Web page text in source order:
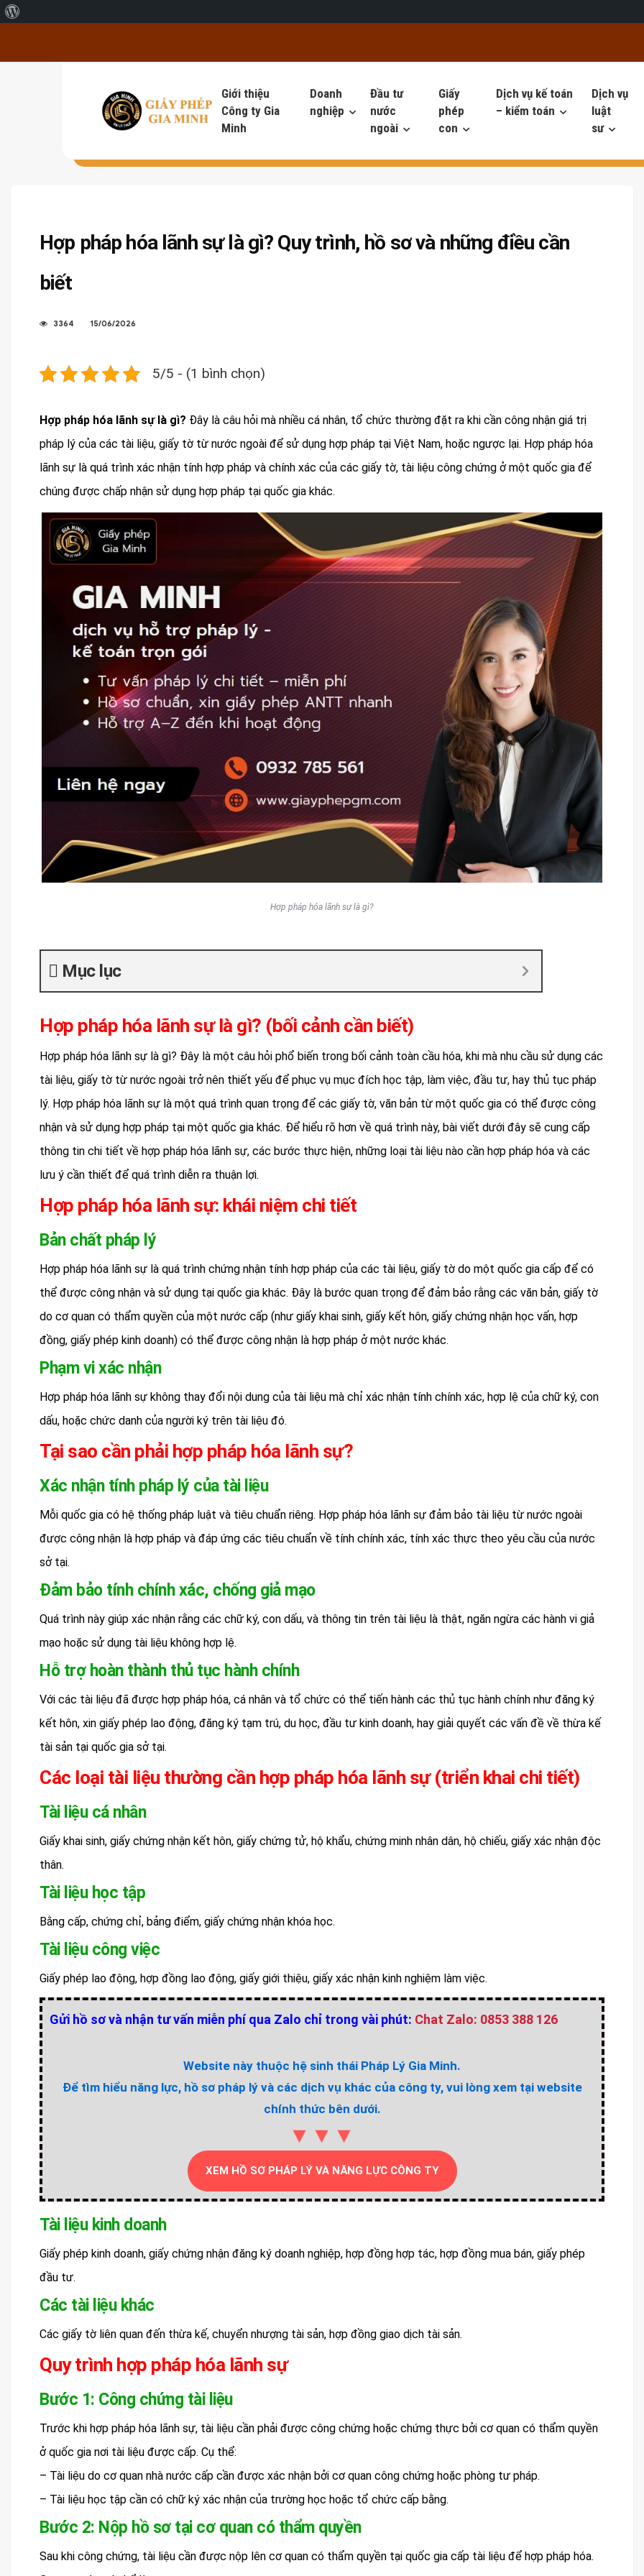
Giới thiệu
Công ty Gia
Minh
Doanh
nghiệp
Đầu tư
nước
ngoài
Giấy
phép
con
Dịch vụ kế toán
– kiểm toán
Dịch vụ
luật
sư
Hợp pháp hóa lãnh sự là gì? Quy trình, hồ sơ và những điều cần
biết
3364 15/06/2026
5/5 - (1 bình chọn)
Hợp pháp hóa lãnh sự là gì? Đây là câu hỏi mà nhiều cá nhân, tổ chức thường đặt ra khi cần công nhận giá trị
pháp lý của các tài liệu, giấy tờ từ nước ngoài để sử dụng hợp pháp tại Việt Nam, hoặc ngược lại. Hợp pháp hóa
lãnh sự là quá trình xác nhận tính hợp pháp và chính xác của các giấy tờ, tài liệu công chứng ở một quốc gia để
chúng được chấp nhận sử dụng hợp pháp tại quốc gia khác.
Hợp pháp hóa lãnh sự là gì?
Mục lục
Hợp pháp hóa lãnh sự là gì? (bối cảnh cần biết)
Hợp pháp hóa lãnh sự là gì? Đây là một câu hỏi phổ biến trong bối cảnh toàn cầu hóa, khi mà nhu cầu sử dụng các
tài liệu, giấy tờ từ nước ngoài trở nên thiết yếu để phục vụ mục đích học tập, làm việc, đầu tư, hay thủ tục pháp
lý. Hợp pháp hóa lãnh sự là một quá trình quan trọng để các giấy tờ, văn bản từ một quốc gia có thể được công
nhận và sử dụng hợp pháp tại một quốc gia khác. Để hiểu rõ hơn về quá trình này, bài viết dưới đây sẽ cung cấp
thông tin chi tiết về hợp pháp hóa lãnh sự, các bước thực hiện, những loại tài liệu nào cần hợp pháp hóa và các
lưu ý cần thiết để quá trình diễn ra thuận lợi.
Hợp pháp hóa lãnh sự: khái niệm chi tiết
Bản chất pháp lý
Hợp pháp hóa lãnh sự là quá trình chứng nhận tính hợp pháp của các tài liệu, giấy tờ do một quốc gia cấp để có
thể được công nhận và sử dụng tại quốc gia khác. Đây là bước quan trọng để đảm bảo rằng các văn bản, giấy tờ
do cơ quan có thẩm quyền của một nước cấp (như giấy khai sinh, giấy kết hôn, giấy chứng nhận học vấn, hợp
đồng, giấy phép kinh doanh) có thể được công nhận là hợp pháp ở một nước khác.
Phạm vi xác nhận
Hợp pháp hóa lãnh sự không thay đổi nội dung của tài liệu mà chỉ xác nhận tính chính xác, hợp lệ của chữ ký, con
dấu, hoặc chức danh của người ký trên tài liệu đó.
Tại sao cần phải hợp pháp hóa lãnh sự?
Xác nhận tính pháp lý của tài liệu
Mỗi quốc gia có hệ thống pháp luật và tiêu chuẩn riêng. Hợp pháp hóa lãnh sự đảm bảo tài liệu từ nước ngoài
được công nhận là hợp pháp và đáp ứng các tiêu chuẩn về tính chính xác, tính xác thực theo yêu cầu của nước
sở tại.
Đảm bảo tính chính xác, chống giả mạo
Quá trình này giúp xác nhận rằng các chữ ký, con dấu, và thông tin trên tài liệu là thật, ngăn ngừa các hành vi giả
mạo hoặc sử dụng tài liệu không hợp lệ.
Hỗ trợ hoàn thành thủ tục hành chính
Với các tài liệu đã được hợp pháp hóa, cá nhân và tổ chức có thể tiến hành các thủ tục hành chính như đăng ký
kết hôn, xin giấy phép lao động, đăng ký tạm trú, du học, đầu tư kinh doanh, hay giải quyết các vấn đề về thừa kế
tài sản tại quốc gia sở tại.
Các loại tài liệu thường cần hợp pháp hóa lãnh sự (triển khai chi tiết)
Tài liệu cá nhân
Giấy khai sinh, giấy chứng nhận kết hôn, giấy chứng tử, hộ khẩu, chứng minh nhân dân, hộ chiếu, giấy xác nhận độc
thân.
Tài liệu học tập
Bằng cấp, chứng chỉ, bảng điểm, giấy chứng nhận khóa học.
Tài liệu công việc
Giấy phép lao động, hợp đồng lao động, giấy giới thiệu, giấy xác nhận kinh nghiệm làm việc.
Gửi hồ sơ và nhận tư vấn miễn phí qua Zalo chỉ trong vài phút: Chat Zalo: 0853 388 126
Website này thuộc hệ sinh thái Pháp Lý Gia Minh.
Để tìm hiểu năng lực, hồ sơ pháp lý và các dịch vụ khác của công ty, vui lòng xem tại website
chính thức bên dưới.
▼▼▼
XEM HỒ SƠ PHÁP LÝ VÀ NĂNG LỰC CÔNG TY
Tài liệu kinh doanh
Giấy phép kinh doanh, giấy chứng nhận đăng ký doanh nghiệp, hợp đồng hợp tác, hợp đồng mua bán, giấy phép
đầu tư.
Các tài liệu khác
Các giấy tờ liên quan đến thừa kế, chuyển nhượng tài sản, hợp đồng giao dịch tài sản.
Quy trình hợp pháp hóa lãnh sự
Bước 1: Công chứng tài liệu
Trước khi hợp pháp hóa lãnh sự, tài liệu cần phải được công chứng hoặc chứng thực bởi cơ quan có thẩm quyền
ở quốc gia nơi tài liệu được cấp. Cụ thể:
– Tài liệu do cơ quan nhà nước cấp cần được xác nhận bởi cơ quan công chứng hoặc phòng tư pháp.
– Tài liệu học tập cần có chữ ký xác nhận của trường học hoặc tổ chức cấp bằng.
Bước 2: Nộp hồ sơ tại cơ quan có thẩm quyền
Sau khi công chứng, tài liệu cần được nộp lên cơ quan có thẩm quyền tại quốc gia cấp tài liệu để hợp pháp hóa.